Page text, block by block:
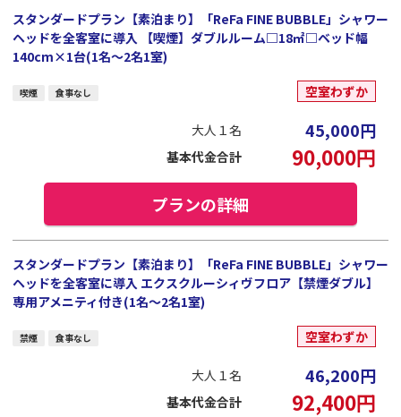
スタンダードプラン【素泊まり】「ReFa FINE BUBBLE」シャワー
ヘッドを全客室に導入 【喫煙】ダブルルーム□18㎡□ベッド幅
140cm×1台(1名～2名1室)
喫煙 食事なし 空室わずか
大人１名 45,000円
基本代金合計 90,000円
プランの詳細
スタンダードプラン【素泊まり】「ReFa FINE BUBBLE」シャワー
ヘッドを全客室に導入 エクスクルーシィヴフロア【禁煙ダブル】
専用アメニティ付き(1名～2名1室)
禁煙 食事なし 空室わずか
大人１名 46,200円
基本代金合計 92,400円